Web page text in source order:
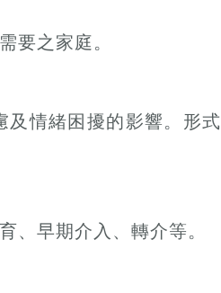
要之家庭。
及情緒困擾的影響。形式
、早期介入、轉介等。